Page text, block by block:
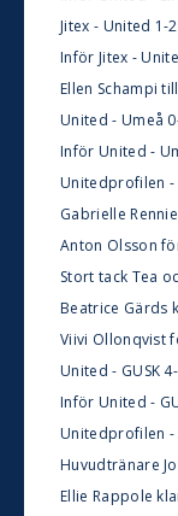
Jitex - United 1-
Inför Jitex -
Ellen Schampi
United - Umeå
Inför United -
Unitedprofilen -
Gabrielle
Anton Olsson
Stort tack Tea
Beatrice Gärds
Viivi Ollonqvist
United - GUSK
Inför United -
Unitedprofilen -
Huvudtränare
Ellie Rappole